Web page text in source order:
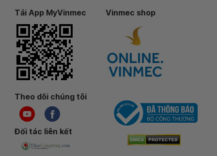
Tải App MyVinmec Vinmec shop
Theo dõi chúng tôi
Đối tác liên kết